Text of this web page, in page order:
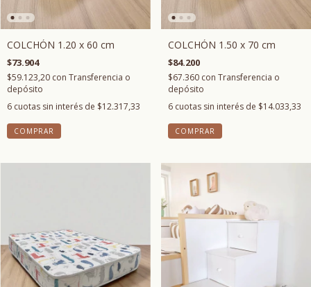
COLCHÓN 1.20 x 60 cm
$73.904
$59.123,20 con Transferencia o
depósito
6 cuotas sin interés de $12.317,33
COMPRAR
COLCHÓN 1.50 x 70 cm
$84.200
$67.360 con Transferencia o
depósito
6 cuotas sin interés de $14.033,33
COMPRAR